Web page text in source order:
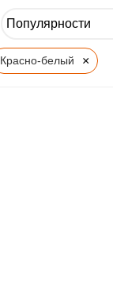
Красно-белый ×